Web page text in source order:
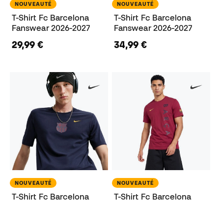
NOUVEAUTÉ
T-Shirt Fc Barcelona
Fanswear 2026-2027
29,99 €
NOUVEAUTÉ
T-Shirt Fc Barcelona
Fanswear 2026-2027
34,99 €
NOUVEAUTÉ
T-Shirt Fc Barcelona
NOUVEAUTÉ
T-Shirt Fc Barcelona